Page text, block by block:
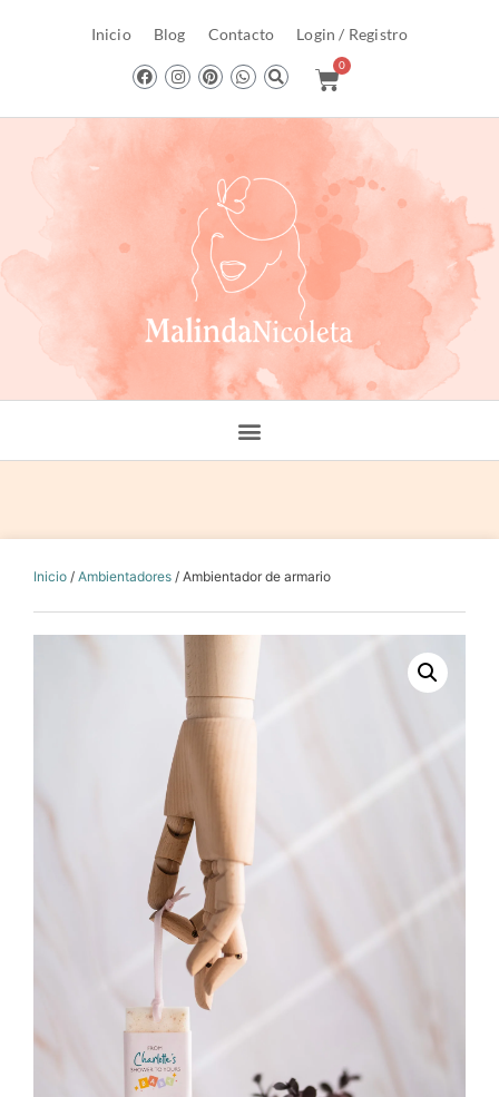
Inicio Blog Contacto Login / Registro
0
Inicio / Ambientadores / Ambientador de armario